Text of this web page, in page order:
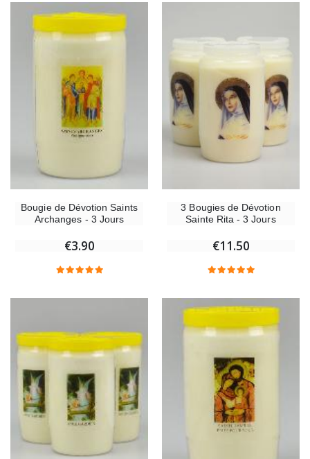
Bougie de Dévotion Saints
Archanges - 3 Jours
€3.90
3 Bougies de Dévotion
Sainte Rita - 3 Jours
€11.50